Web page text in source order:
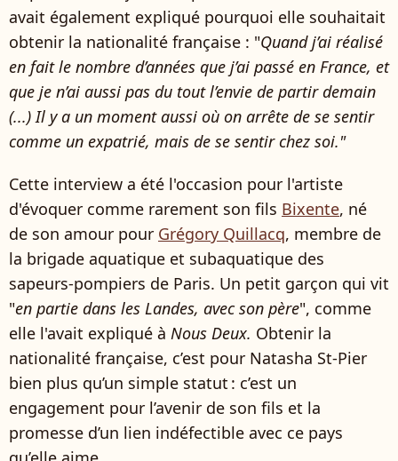
avait également expliqué pourquoi elle souhaitait
obtenir la nationalité française : "Quand j’ai réalisé
en fait le nombre d’années que j’ai passé en France, et
que je n’ai aussi pas du tout l’envie de partir demain
(...) Il y a un moment aussi où on arrête de se sentir
comme un expatrié, mais de se sentir chez soi."
Cette interview a été l'occasion pour l'artiste
d'évoquer comme rarement son fils Bixente, né
de son amour pour Grégory Quillacq, membre de
la brigade aquatique et subaquatique des
sapeurs-pompiers de Paris. Un petit garçon qui vit
"en partie dans les Landes, avec son père", comme
elle l'avait expliqué à Nous Deux. Obtenir la
nationalité française, c’est pour Natasha St-Pier
bien plus qu’un simple statut : c’est un
engagement pour l’avenir de son fils et la
promesse d’un lien indéfectible avec ce pays